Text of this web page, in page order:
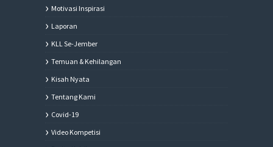
Motivasi Inspirasi
Laporan
KLL Se-Jember
Temuan & Kehilangan
Kisah Nyata
Tentang Kami
Covid-19
Video Kompetisi